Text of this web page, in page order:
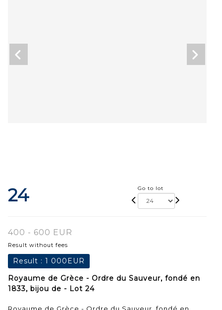
24 Go to lot
400 - 600 EUR
Result without fees
Result : 1 000EUR
Royaume de Grèce - Ordre du Sauveur, fondé en
1833, bijou de - Lot 24
Royaume de Grèce - Ordre du Sauveur, fondé en